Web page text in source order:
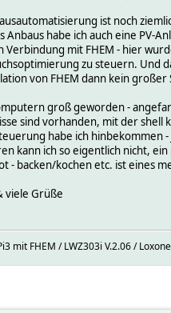
ist noch
Anbaus habe ich auch eine PV-
Verbindung mit FHEM - hier
zu steuern. Und
von FHEM dann kein
groß geworden -
sind vorhanden, mit der shell
habe ich hinbekommen
kann ich so eigentlich nicht,
- backen/kochen etc. ist eines
viele Grüße
mit FHEM / LWZ303i V.2.06 /